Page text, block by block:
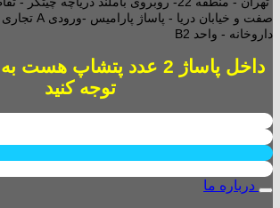
صفت و خیابان دریا - پاساژ پارامیس -ورودی A تجاری -
داروخانه - واحد B2
داخل پاساژ 2 عدد پتشاپ
توجه کنید
درباره ما